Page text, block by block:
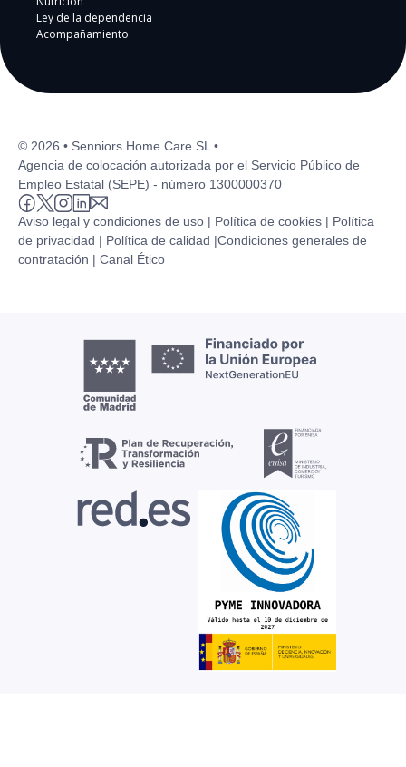
Ley de la dependencia
Acompañamiento
© 2026 • Senniors Home Care SL •
Agencia de colocación autorizada por el Servicio Público de
Empleo Estatal (SEPE) - número 1300000370
Aviso legal y condiciones de uso | Política de cookies | Política
de privacidad | Política de calidad |Condiciones generales de
contratación | Canal Ético